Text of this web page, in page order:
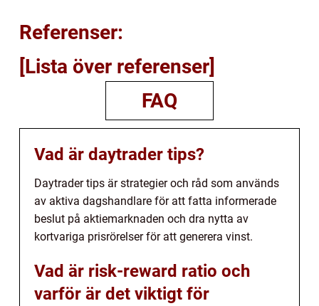
Referenser:
[Lista över referenser]
FAQ
Vad är daytrader tips?
Daytrader tips är strategier och råd som används
av aktiva dagshandlare för att fatta informerade
beslut på aktiemarknaden och dra nytta av
kortvariga prisrörelser för att generera vinst.
Vad är risk-reward ratio och
varför är det viktigt för